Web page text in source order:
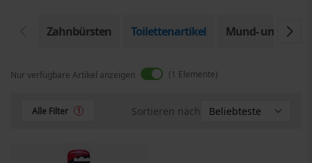
Zahnbürsten Toilettenartikel Mund- und
Nur verfügbare Artikel anzeigen 1 Elemente
Alle Filter 1 Sortieren nach